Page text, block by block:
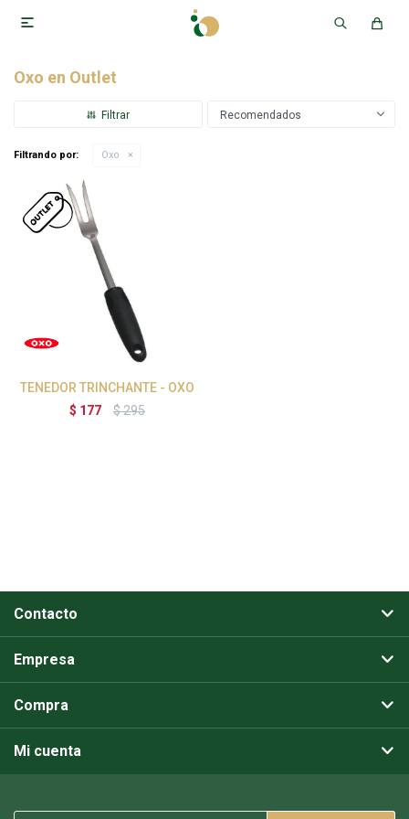

Oxo en Outlet
Recomendados
Filtrando por: Oxo
TENEDOR TRINCHANTE - OXO
$ 177 $295
Contacto
Empresa
Compra
Mi cuenta